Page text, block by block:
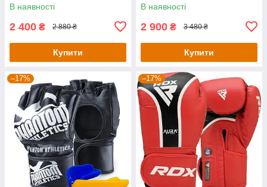
В наявності
2 400 ₴ 2 880 ₴
Купити
В наявності
2 900 ₴ 3 480 ₴
Купити
–17% –17%